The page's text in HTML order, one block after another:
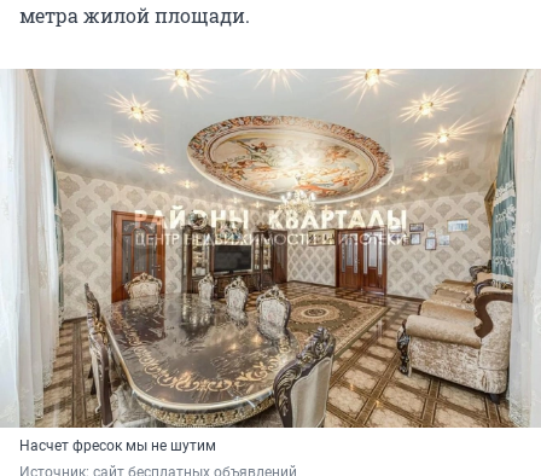
метра жилой площади.
Насчет фресок мы не шутим